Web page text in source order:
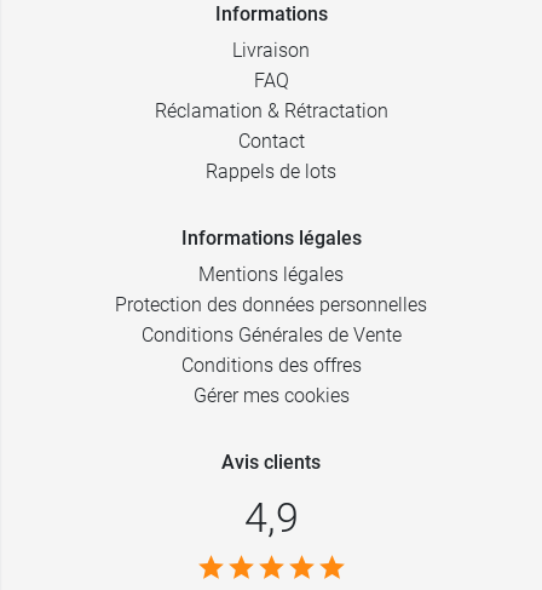
Informations
Livraison
FAQ
Réclamation & Rétractation
Contact
Rappels de lots
Informations légales
Mentions légales
Protection des données personnelles
Conditions Générales de Vente
Conditions des offres
Gérer mes cookies
Avis clients
4,9